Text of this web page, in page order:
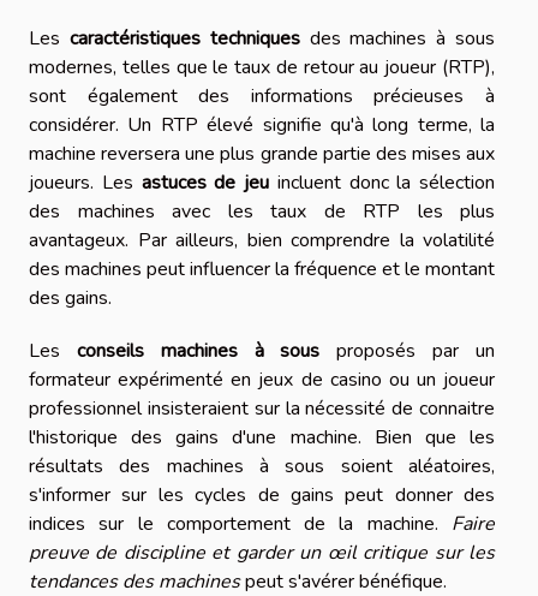
Les caractéristiques techniquesdes machines à sous
modernes, telles que le taux de retour au joueur (RTP),
sont également des informations précieuses à
considérer. Un RTP élevé signifie qu'à long terme, la
machine reversera une plus grande partie des mises aux
joueurs. Les astuces de jeu incluent donc la sélection
des machines avec les taux de RTP les plus
avantageux. Par ailleurs, bien comprendre la volatilité
des machines peut influencer la fréquence et le montant
des gains.
Les conseils machines à sous proposés par un
formateur expérimenté en jeux de casino ou un joueur
professionnel insisteraient sur la nécessité de connaitre
l'historique des gains d'une machine. Bien que les
résultats des machines à sous soient aléatoires,
s'informer sur les cycles de gains peut donner des
indices sur le comportement de la machine. Faire
preuve de discipline et garder un œil critique sur les
tendances des machinespeut s'avérer bénéfique.